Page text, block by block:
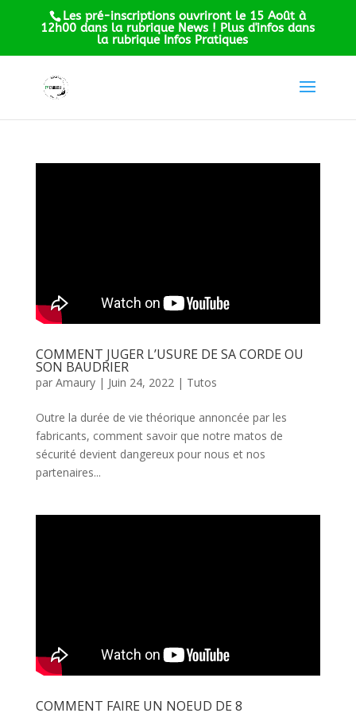
Les pré-inscriptions ouvriront le 15 Août à
12h00 dans la rubrique News ! Plus d'infos dans
la rubrique Infos Pratiques
COMMENT JUGER L’USURE DE SA CORDE OU
SON BAUDRIER
par Amaury| Juin 24, 2022 | Tutos
Outre la durée de vie théorique annoncée par les
fabricants, comment savoir que notre matos de
sécurité devient dangereux pour nous et nos
partenaires...
COMMENT FAIRE UN NOEUD DE 8